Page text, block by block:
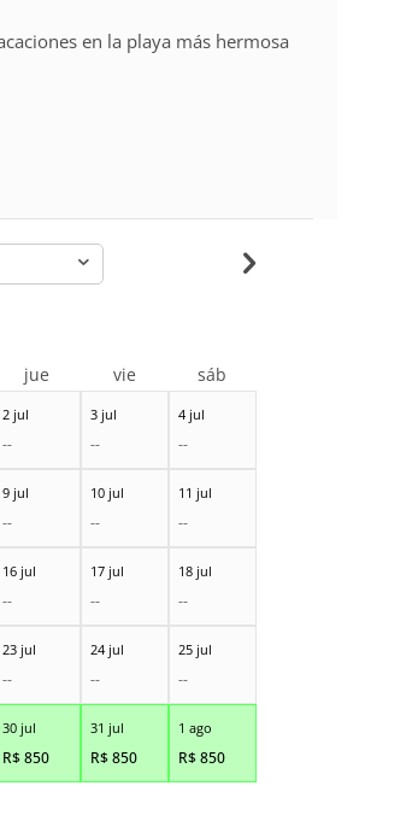
en la playa más hermosa
2 jul
--
3 jul
--
4 jul
--
9 jul
--
10 jul
--
11 jul
--
16 jul
--
17 jul
--
18 jul
--
23 jul
--
24 jul
--
25 jul
--
30 jul
R$850
31 jul
R$850
1 ago
R$850
jue vie sáb